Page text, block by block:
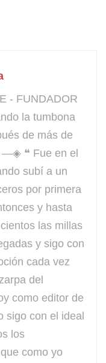
- FUNDADOR
la tumbona
de más de
—◈ ❝ Fue en el
subí a un
por primera
y hasta
las millas
y sigo con
cada vez
del
como editor de
sigo con el ideal
los
como yo